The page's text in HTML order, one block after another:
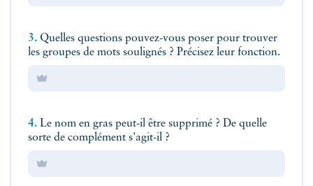
3. Quelles questions pouvez-vous poser pour trouver
les groupes de mots soulignés ? Précisez leur fonction.
4. Le nom en gras peut-il être supprimé ? De quelle
sorte de complément s'agit-il ?